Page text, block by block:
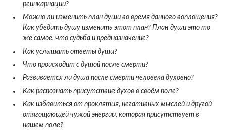
реинкарнации?
Можно ли изменить план души во время данного воплощения?
Как убедить душу изменить этот план? План души это то
же самое, что судьба и предназначение?
Как услышать ответы души?
Что происходит с душой после смерти?
Развивается ли душа после смерти человека духовно?
Как распознать присутствие духов в своём поле?
Как избавиться от проклятия, негативных мыслей и другой
отягощающей чужой энергии, которая присутствует в
нашем поле?